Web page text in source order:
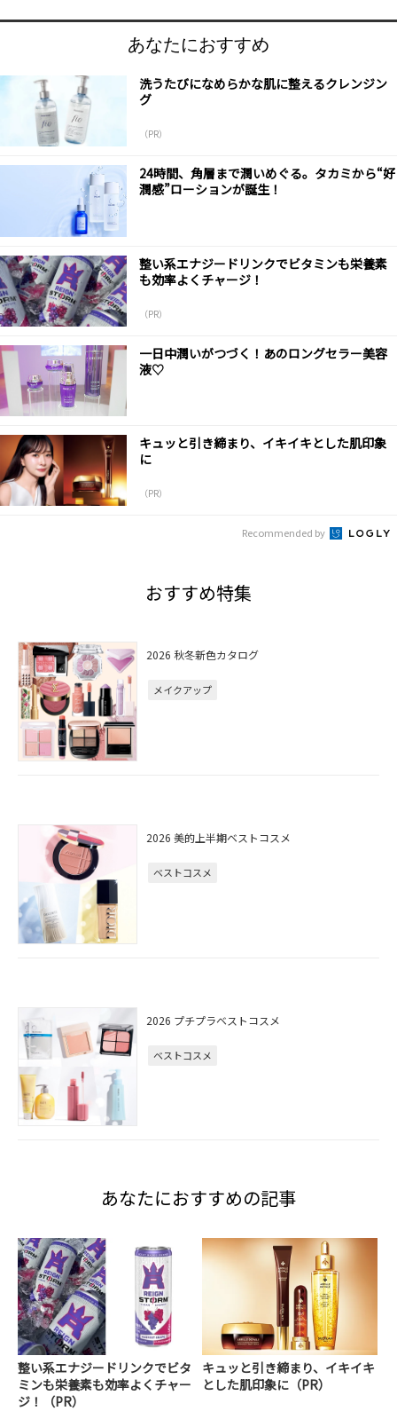
あなたにおすすめ
洗うたびになめらかな肌に整えるクレンジン
グ
（PR）
24時間、角層まで潤いめぐる。タカミから“好
潤感”ローションが誕生！
整い系エナジードリンクでビタミンも栄養素
も効率よくチャージ！
（PR）
一日中潤いがつづく！あのロングセラー美容
液♡
キュッと引き締まり、イキイキとした肌印象
に
（PR）
Recommended by
おすすめ特集
2026 秋冬新色カタログ
メイクアップ
2026 美的上半期ベストコスメ
ベストコスメ
2026 プチプラベストコスメ
ベストコスメ
あなたにおすすめの記事
整い系エナジードリンクでビタ
ミンも栄養素も効率よくチャー
ジ！（PR）
キュッと引き締まり、イキイキ
とした肌印象に（PR）